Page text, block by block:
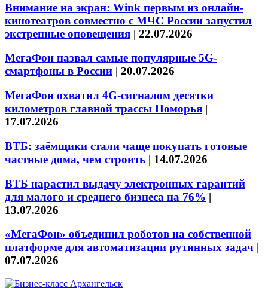
Внимание на экран: Wink первым из онлайн-
кинотеатров совместно с МЧС России запустил
экстренные оповещения | 22.07.2026
МегаФон назвал самые популярные 5G-
смартфоны в России | 20.07.2026
МегаФон охватил 4G-сигналом десятки
километров главной трассы Поморья |
17.07.2026
ВТБ: заёмщики стали чаще покупать готовые
частные дома, чем строить | 14.07.2026
ВТБ нарастил выдачу электронных гарантий
для малого и среднего бизнеса на 76% |
13.07.2026
«МегаФон» объединил роботов на собственной
платформе для автоматизации рутинных задач |
07.07.2026